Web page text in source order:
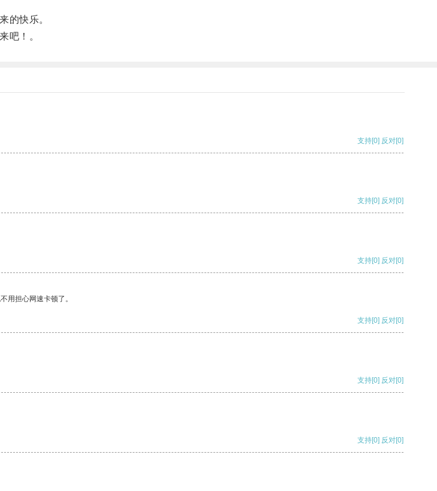
的快乐。
吧！。
支持[0] 反对[0]
支持[0] 反对[0]
支持[0] 反对[0]
用担心网速卡顿了。
支持[0] 反对[0]
支持[0] 反对[0]
支持[0] 反对[0]